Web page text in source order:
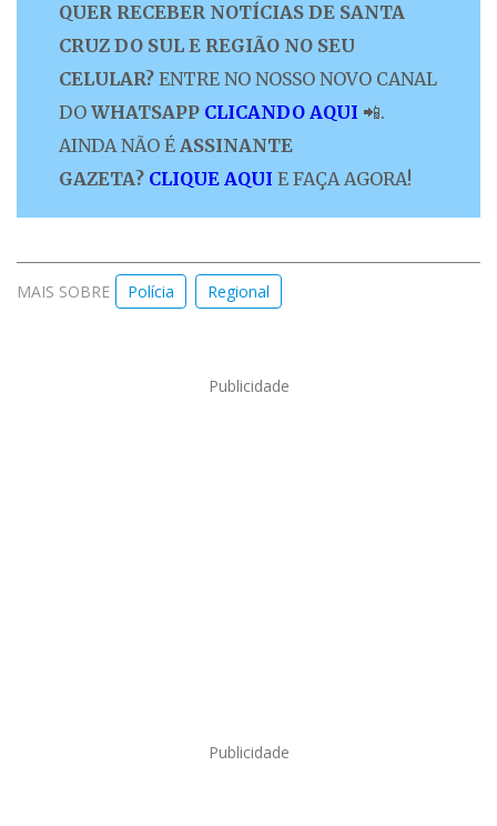
QUER RECEBER NOTÍCIAS DE SANTA
CRUZ DO SUL E REGIÃO NO SEU
CELULAR? ENTRE NO NOSSO NOVO CANAL
DO WHATSAPP CLICANDO AQUI 📲.
AINDA NÃO É ASSINANTE
GAZETA? CLIQUE AQUI E FAÇA AGORA!
MAIS SOBRE Polícia Regional
Publicidade
Publicidade